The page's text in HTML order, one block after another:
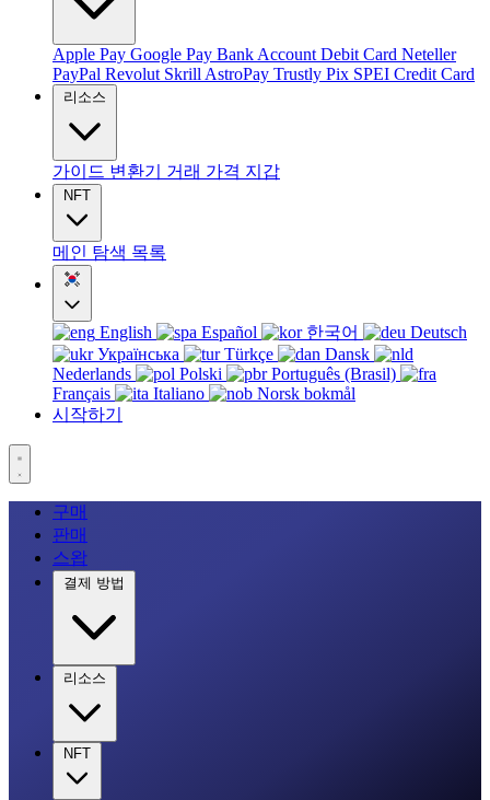
Apple Pay Google Pay Bank Account Debit Card Neteller
PayPal Revolut Skrill AstroPay Trustly Pix SPEI Credit Card
리소스
가이드 변환기 거래 가격 지갑
NFT
메인 탐색 목록
English Español 한국어
Deutsch
Українська
Türkçe
Dansk
Nederlands
Polski
Português (Brasil)
Français
Italiano
Norsk bokmål
시작하기
구매
판매
스왑
결제 방법
리소스
NFT